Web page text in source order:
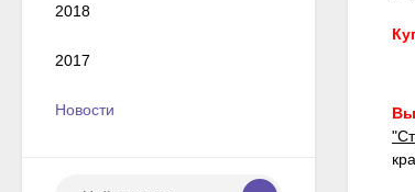
Вы
2018
2017
Новости